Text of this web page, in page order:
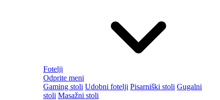
Fotelji
Odprite meni
Gaming stoli Udobni fotelji Pisarniški stoli Gugalni
stoli Masažni stoli